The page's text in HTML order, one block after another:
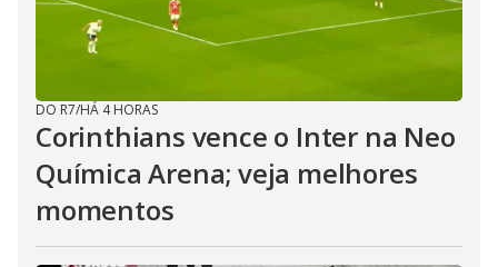
DO R7/HÁ 4 HORAS
Corinthians vence o Inter na Neo
Química Arena; veja melhores
momentos